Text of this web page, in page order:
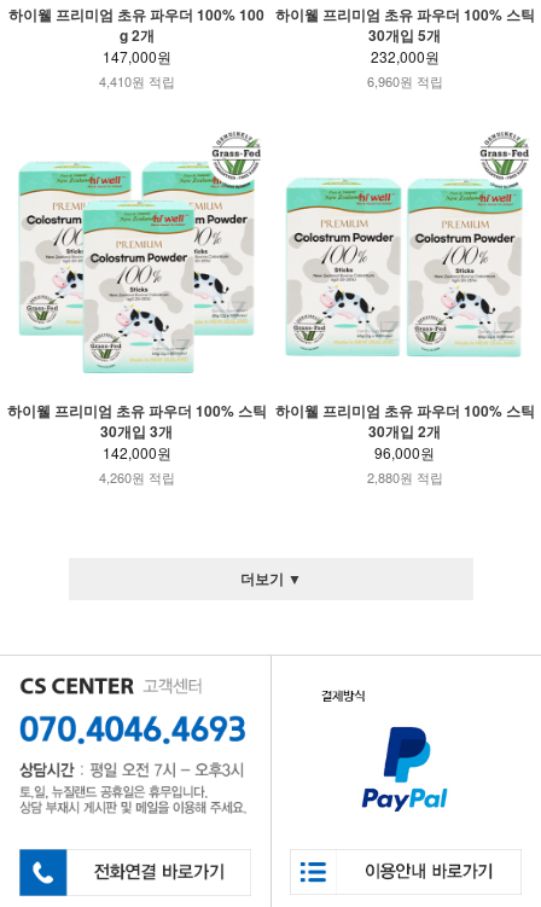
하이웰 프리미엄 초유 파우더 100% 100
g 2개
147,000원
4,410원 적립
하이웰 프리미엄 초유 파우더 100% 스틱
30개입 5개
232,000원
6,960원 적립
하이웰 프리미엄 초유 파우더 100% 스틱
30개입 3개
142,000원
4,260원 적립
하이웰 프리미엄 초유 파우더 100% 스틱
30개입 2개
96,000원
2,880원 적립
더보기 ▼